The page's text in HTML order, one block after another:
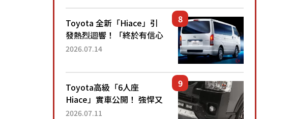
公里，兼具優異節能表現與
舒適「三...
Toyota 全新「Hiace」引
發熱烈迴響！「終於有信心
下訂了！」「哪個等級交車
後竟然還要等「超過半年」
才能交車？...
2026.07.14
Toyota高級「6人座
Hiace」實車公開！ 強悍又
充滿魄力的「全黑設計」搭
2026.07.11